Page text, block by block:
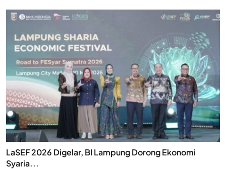
LaSEF 2026 Digelar, BI Lampung Dorong Ekonomi
Syaria...